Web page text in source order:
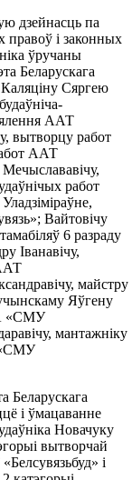
дзейнасць па
правоў і законных
ўручаны
Беларускага
Сяргею
ААТ
вытворцу работ
ААТ
работ
Вайтовічу
6 разраду
Іванавічу,
майстру
Яўгену
«СМУ
мантажніку
«СМУ
Беларускага
і ўмацаванне
Новачуку
вытворчай
і